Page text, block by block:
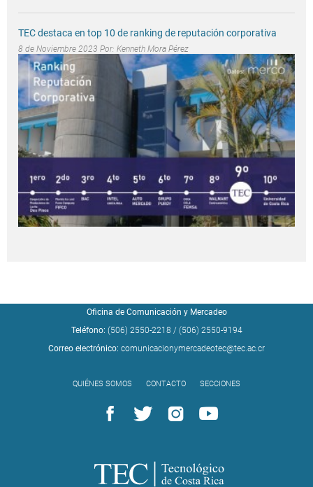
TEC destaca en top 10 de ranking de reputación corporativa
8 de Noviembre 2023 Por: Kenneth Mora Pérez
Oficina de Comunicación y Mercadeo
Teléfono: (506) 2550-2218 / (506) 2550-9194
Correo electrónico: comunicacionymercadeotec@tec.ac.cr
QUIÉNES SOMOS CONTACTO SECCIONES